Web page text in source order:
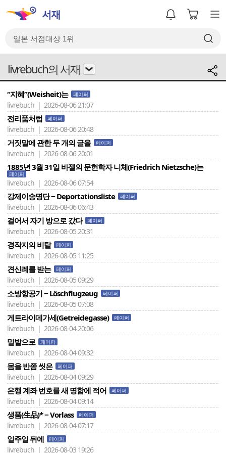
livrebuch의 서재
“지혜”(Weisheit)는 페이퍼
livrebuch | 2026-08-06 21:07
전리품처럼 페이퍼
livrebuch | 2026-08-06 20:48
거짓말에 관한 두 개의 글을 페이퍼
livrebuch | 2026-08-06 20:01
1885년 3월 31일 바젤의 문헌학자 니체(Friedrich Nietzsche)는
페이퍼
livrebuch | 2026-08-06 07:54
강제이송명단 − Deportationsliste 페이퍼
livrebuch | 2026-08-06 06:43
걸어서 자기 방으로 갔다 페이퍼
livrebuch | 2026-08-05 20:31
경작지의 비탈 페이퍼
livrebuch | 2026-08-05 11:25
견신례를 받는 페이퍼
livrebuch | 2026-08-05 09:29
소방항공기 − Löschflugzeug 페이퍼
livrebuch | 2026-08-05 07:08
게트라이데가세(Getreidegasse) 페이퍼
livrebuch | 2026-08-04 20:06
밀밭으로 페이퍼
livrebuch | 2026-08-04 09:32
몸을 반쯤 씻은 페이퍼
livrebuch | 2026-08-04 09:29
은행 계좌 번호를 새 명함에 적어 페이퍼
livrebuch | 2026-08-04 09:14
생품(生品)* − Vorlass 페이퍼
livrebuch | 2026-08-04 07:17
일주일 뒤에 페이퍼
livrebuch | 2026-08-03 19:26